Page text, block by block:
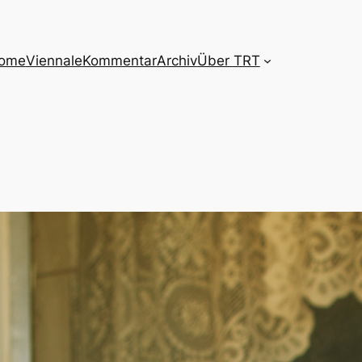
ViennaleKommentarArchivÜber TRT